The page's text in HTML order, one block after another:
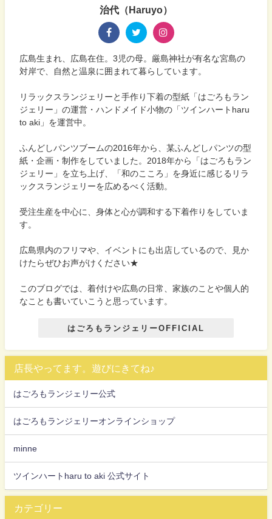
治代（Haruyo）
広島生まれ、広島在住。3児の母。厳島神社が有名な宮島の
対岸で、自然と温泉に囲まれて暮らしています。
リラックスランジェリーと手作り下着の型紙「はごろもラン
ジェリー」の運営・ハンドメイド小物の「ツインハートharu
to aki」を運営中。
ふんどしパンツブームの2016年から、某ふんどしパンツの型
紙・企画・制作をしていました。2018年から「はごろもラン
ジェリー」を立ち上げ、「和のこころ」を身近に感じるリラ
ックスランジェリーを広めるべく活動。
受注生産を中心に、身体と心が調和する下着作りをしていま
す。
広島県内のフリマや、イベントにも出店しているので、見か
けたらぜひお声がけください★
このブログでは、着付けや広島の日常、家族のことや個人的
なことも書いていこうと思っています。
はごろもランジェリーOFFICIAL
店長やってます。遊びにきてね♪
はごろもランジェリー公式
はごろもランジェリーオンラインショップ
minne
ツインハートharu to aki 公式サイト
カテゴリー